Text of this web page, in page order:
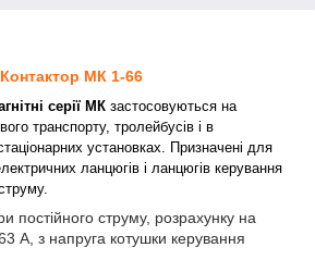
Контактор МК 1-66
серії МК застосовуються на
транспорту, тролейбусів і в
установках. Призначені для
ланцюгів і ланцюгів керування
постійного струму, розрахунку на
А, з напруга котушки керування